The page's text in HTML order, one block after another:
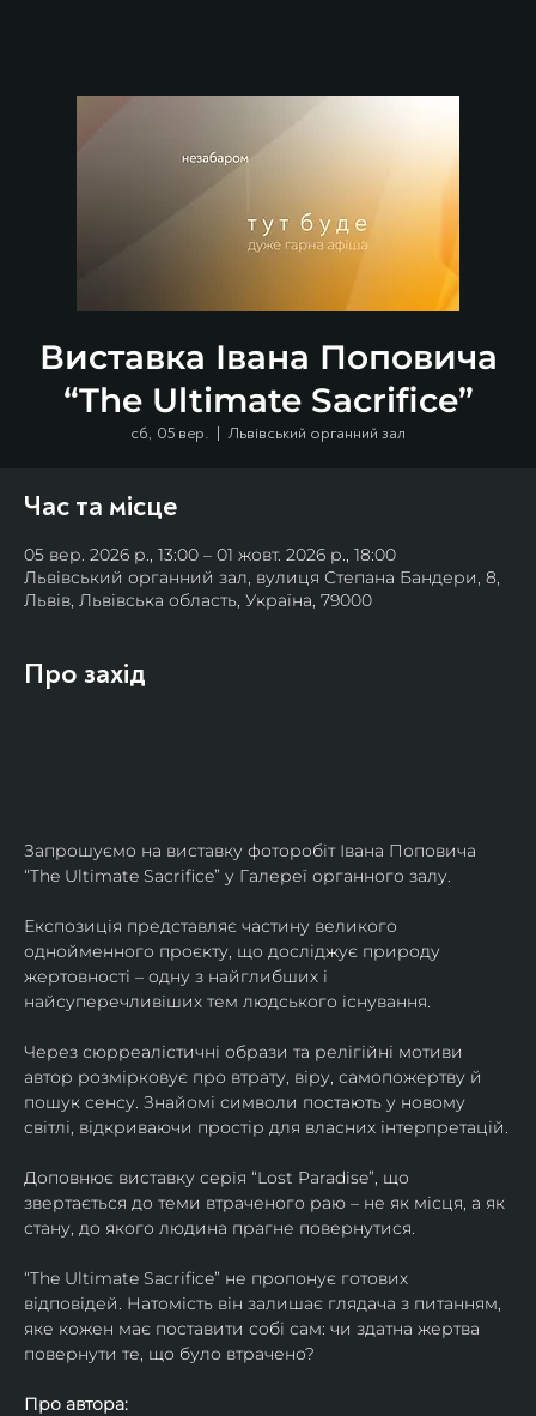
Виставка Івана Поповича
“The Ultimate Sacrifice”
сб, 05 вер.
  |
Львівський органний зал
Час та місце
05 вер. 2026 р., 13:00 – 01 жовт. 2026 р., 18:00
Львівський органний зал, вулиця Степана Бандери, 8,
Львів, Львівська область, Україна, 79000
Про захід
Запрошуємо на виставку фоторобіт Івана Поповича
“The Ultimate Sacrifice” у Галереї органного залу.
Експозиція представляє частину великого
однойменного проєкту, що досліджує природу
жертовності – одну з найглибших і
найсуперечливіших тем людського існування.
Через сюрреалістичні образи та релігійні мотиви
автор розмірковує про втрату, віру, самопожертву й
пошук сенсу. Знайомі символи постають у новому
світлі, відкриваючи простір для власних інтерпретацій.
Доповнює виставку серія “Lost Paradise”, що
звертається до теми втраченого раю – не як місця, а як
стану, до якого людина прагне повернутися.
“The Ultimate Sacrifice” не пропонує готових
відповідей. Натомість він залишає глядача з питанням,
яке кожен має поставити собі сам: чи здатна жертва
повернути те, що було втрачено?
Про автора: